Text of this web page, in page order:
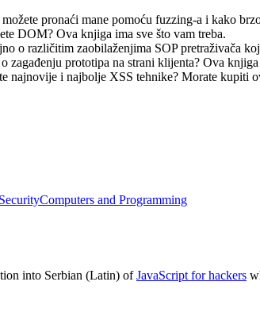
pronaći mane pomoću fuzzing-a i kako
DOM? Ova knjiga ima sve što vam treba.
o različitim zaobilaženjima SOP pretraživača
zagađenju prototipa na strani klijenta? Ova
najnovije i najbolje XSS tehnike? Morate kupiti
Computers and Programming
into Serbian (Latin) ofJavaScript for hackers